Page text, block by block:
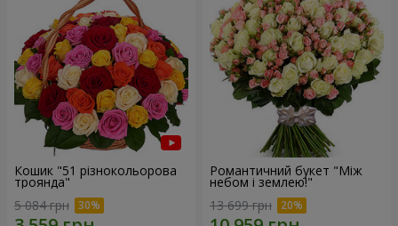
Кошик "51 різнокольорова
троянда"
5 084 грн
Романтичний букет "Між
небом і землею!"
13 699 грн